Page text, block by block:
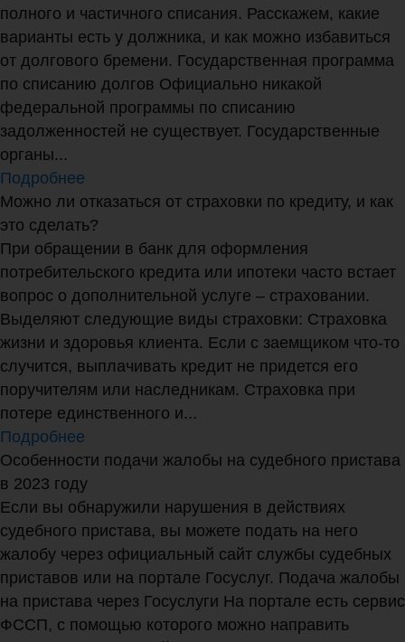
полного и частичного списания. Расскажем, какие
варианты есть у должника, и как можно избавиться
от долгового бремени. Государственная программа
по списанию долгов Официально никакой
федеральной программы по списанию
задолженностей не существует. Государственные
органы...
Подробнее
Можно ли отказаться от страховки по кредиту, и как
это сделать?
При обращении в банк для оформления
потребительского кредита или ипотеки часто встает
вопрос о дополнительной услуге – страховании.
Выделяют следующие виды страховки: Страховка
жизни и здоровья клиента. Если с заемщиком что-то
случится, выплачивать кредит не придется его
поручителям или наследникам. Страховка при
потере единственного и...
Подробнее
Особенности подачи жалобы на судебного пристава
в 2023 году
Если вы обнаружили нарушения в действиях
судебного пристава, вы можете подать на него
жалобу через официальный сайт службы судебных
приставов или на портале Госуслуг. Подача жалобы
на пристава через Госуслуги На портале есть сервис
ФССП, с помощью которого можно направить